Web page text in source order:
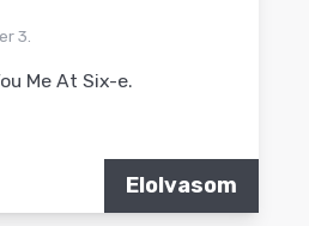
3.
Me At Six-e.
Elolvasom